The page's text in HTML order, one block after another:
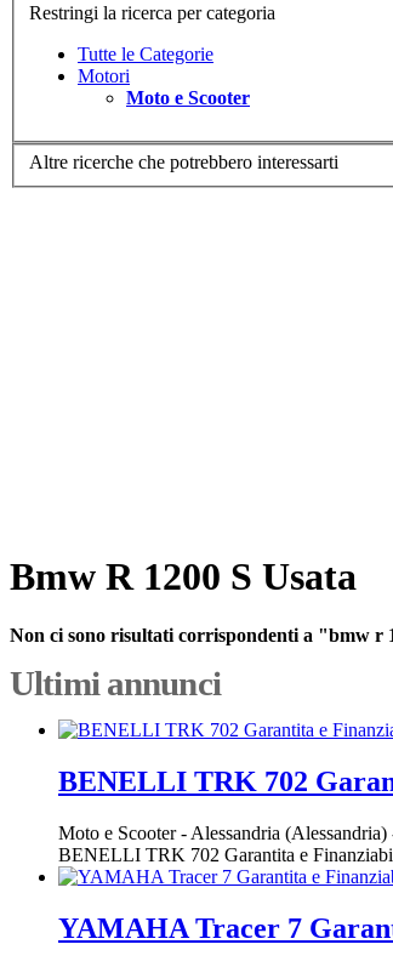
Restringi la ricerca per categoria
Tutte le Categorie
Motori
Moto e Scooter
Altre ricerche che potrebbero interessarti
Bmw R 1200 S Usata
Non ci sono risultati corrispondenti a "bmw r
Ultimi annunci
BENELLI TRK 702
Moto e Scooter- Alessandria (Alessandria)
BENELLI TRK 702 Garantita e
YAMAHA Tracer 7